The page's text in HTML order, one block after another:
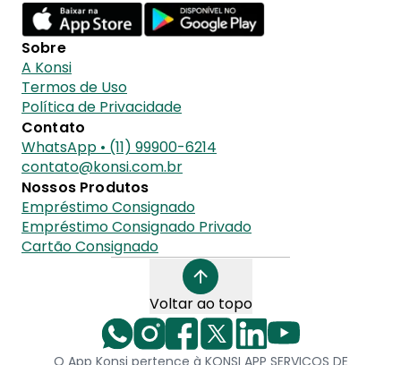
Sobre
A Konsi
Termos de Uso
Política de Privacidade
Contato
WhatsApp • (11) 99900-6214
contato@konsi.com.br
Nossos Produtos
Empréstimo Consignado
Empréstimo Consignado Privado
Cartão Consignado
Voltar ao topo
O App Konsi pertence à KONSI APP SERVICOS DE